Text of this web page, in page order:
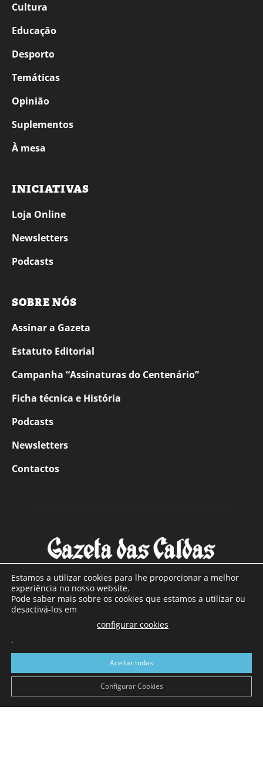
Cultura
Educação
Desporto
Temáticas
Opinião
Suplementos
À mesa
INICIATIVAS
Loja Online
Newsletters
Podcasts
SOBRE NÓS
Assinar a Gazeta
Estatuto Editorial
Campanha “Assinaturas do Centenário”
Ficha técnica e História
Podcasts
Newsletters
Contactos
SOBRE NÓS
Com sede nas Caldas da Rainha e mais de 90 anos de
a sul de distrito de Leiria, com mais de 40.000 leitores por
toda a região Oeste. Jornal com distribuição em Portugal
Continental e assinatura online.
Estamos a utilizar cookies para lhe proporcionar a melhor
experiência no nosso website.
Pode saber mais sobre os cookies que estamos a utilizar ou
desactivá-los em
configurar cookies
.
Aceitar todas
Configurar Cookies